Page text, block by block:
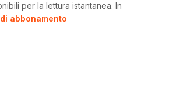
per la lettura istantanea. In
abbonamento